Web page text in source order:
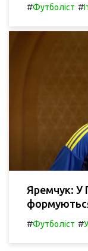
#Футболіст #
Яремчук: У
#Футболіст #